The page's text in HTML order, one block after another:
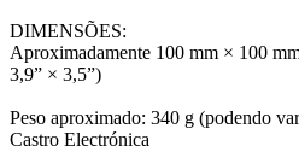
DIMENSÕES:
Aproximadamente 100 mm × 100
3,9” × 3,5”)
Peso aproximado: 340 g (podendo
Castro Electrónica